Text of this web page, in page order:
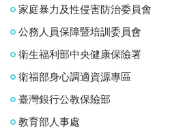
家庭暴力及性侵害防治委員會
公務人員保障暨培訓委員會
衛生福利部中央健康保險署
衛福部身心調適資源專區
臺灣銀行公教保險部
教育部人事處